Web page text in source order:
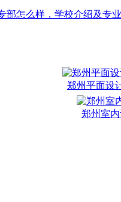
部怎么样，学校介绍及专
郑州平面设
郑州室